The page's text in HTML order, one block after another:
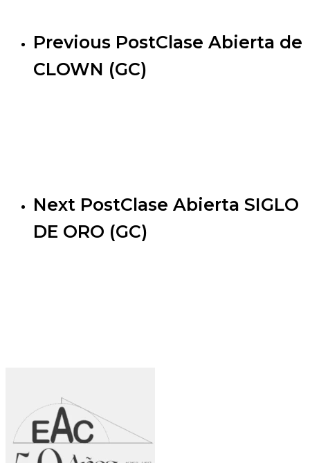
Previous PostClase Abierta de
CLOWN (GC)
Next PostClase Abierta SIGLO
DE ORO (GC)